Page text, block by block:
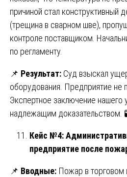
причиной стал конструктивный
(трещина в сварном шве),
контроле поставщиком.
по регламенту.
📌 Результат: Суд взыскал
оборудования. Предприятие не
Экспертное заключение нашего
надлежащим доказательством.
Кейс №4:
предприятие после
📌 Вводные: Пожар в торговом